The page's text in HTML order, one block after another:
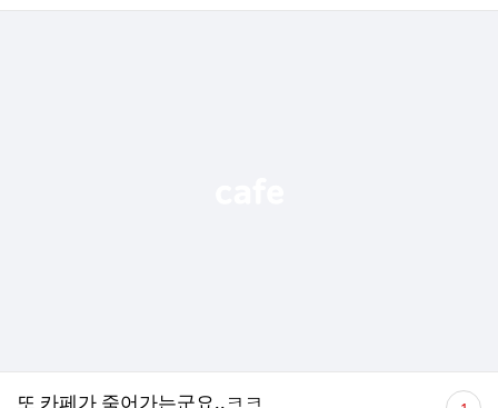
또 카페가 죽어가는군요..ㅋㅋ
댓